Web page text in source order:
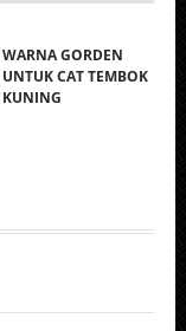
WARNA GORDEN
UNTUK CAT TEMBOK
KUNING